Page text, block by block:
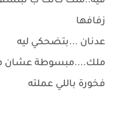
زفافها
عدنان ...بتضحكي ليه
ملك....مبسوطة عشان
فخورة باللي عملته